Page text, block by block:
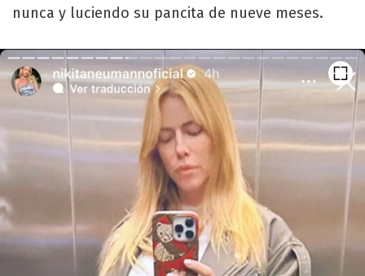
nunca y luciendo su pancita de nueve meses.